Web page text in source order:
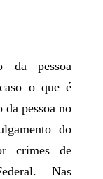
da pessoa
o que é
da pessoa no
do
crimes de
Nas